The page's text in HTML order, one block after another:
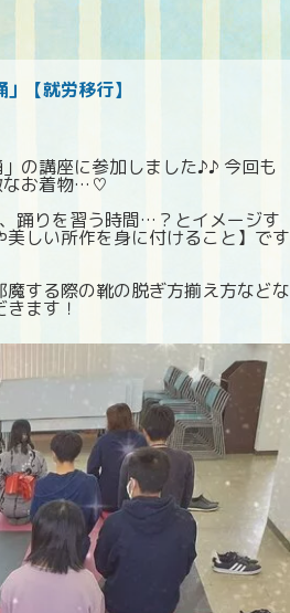
【就労移行】
の講座に参加しました♪♪ 今回も
なお着物…♡
踊りを習う時間…？とイメージす
しい所作を身に付けること】です
する際の靴の脱ぎ方揃え方などな
ます！